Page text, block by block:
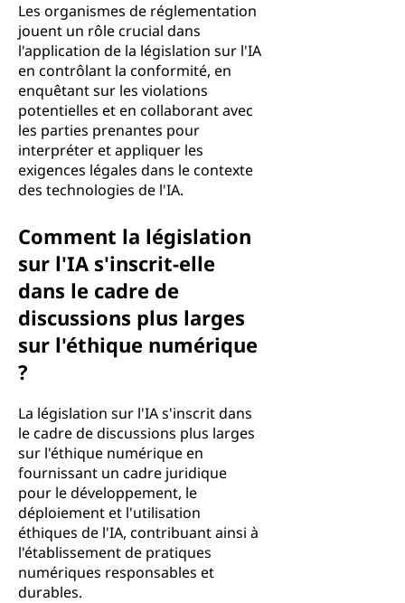
Les organismes de réglementation
jouent un rôle crucial dans
l'application de la législation sur l'IA
en contrôlant la conformité, en
enquêtant sur les violations
potentielles et en collaborant avec
les parties prenantes pour
interpréter et appliquer les
exigences légales dans le contexte
des technologies de l'IA.
Comment la législation
sur l'IA s'inscrit-elle
dans le cadre de
discussions plus larges
sur l'éthique numérique
?
La législation sur l'IA s'inscrit dans
le cadre de discussions plus larges
sur l'éthique numérique en
fournissant un cadre juridique
pour le développement, le
déploiement et l'utilisation
éthiques de l'IA, contribuant ainsi à
l'établissement de pratiques
numériques responsables et
durables.